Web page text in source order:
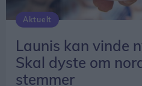
En anden mulighed er, at
Det er dog ikke noget,
afgøre ud fra
Aktuelt
Launis kan vinde
Skal dyste om
stemmer